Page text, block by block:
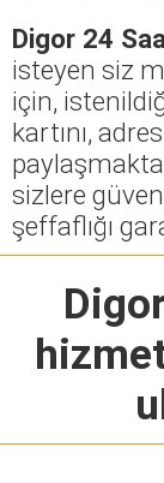
Digor 24
isteyen siz
için,
kartını,
sizlere
şeffaflığı